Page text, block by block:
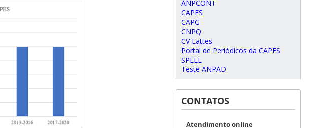
ANPCONT
CAPES
CAPG
CNPQ
CV Lattes
Portal de Periódicos da CAPES
SPELL
Teste ANPAD
CONTATOS
Atendimento online